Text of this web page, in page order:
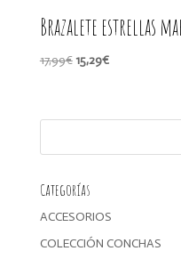
Brazalete estrellas
17,99€El
era:
15,29€El
es:
Categorías
ACCESORIOS
COLECCIÓN CONCHAS